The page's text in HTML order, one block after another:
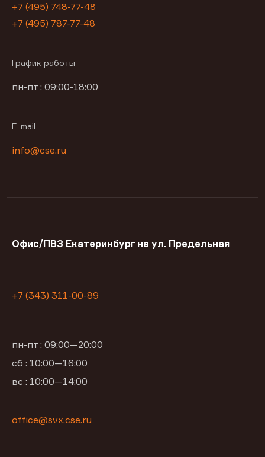
+7 (495) 748-77-48
+7 (495) 787-77-48
График работы
пн-пт : 09:00-18:00
E-mail
info@cse.ru
Офис/ПВЗ Екатеринбург на ул. Предельная
+7 (343) 311-00-89
пн-пт : 09:00—20:00
сб : 10:00—16:00
вс : 10:00—14:00
office@svx.cse.ru